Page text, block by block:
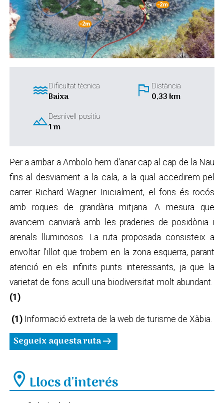
waterDificultat tècnica
Baixa flag Distància
0,33 km
landscapeDesnivell positiu
1 m
Per a arribar a Ambolo hem d'anar cap al cap de la Nau
fins al desviament a la cala, a la qual accedirem pel
carrer Richard Wagner. Inicialment, el fons és rocós
amb roques de grandària mitjana. A mesura que
avancem canviarà amb les praderies de posidònia i
arenals lluminosos. La ruta proposada consisteix a
envoltar l'illot que trobem en la zona esquerra, parant
atenció en els infinits punts interessants, ja que la
varietat de fons acull una biodiversitat molt abundant.
(1)
(1) Informació extreta de la web de turisme de Xàbia.
Segueix aquesta rutaarrow_right_alt
location_on Llocs d'interés